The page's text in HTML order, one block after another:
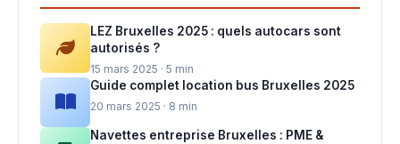
LEZ Bruxelles 2025 : quels autocars sont
autorisés ?
15 mars 2025 · 5 min
Guide complet location bus Bruxelles 2025
20 mars 2025 · 8 min
Navettes entreprise Bruxelles : PME &